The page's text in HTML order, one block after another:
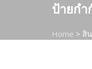
ป้ายกำ
Home > สิ